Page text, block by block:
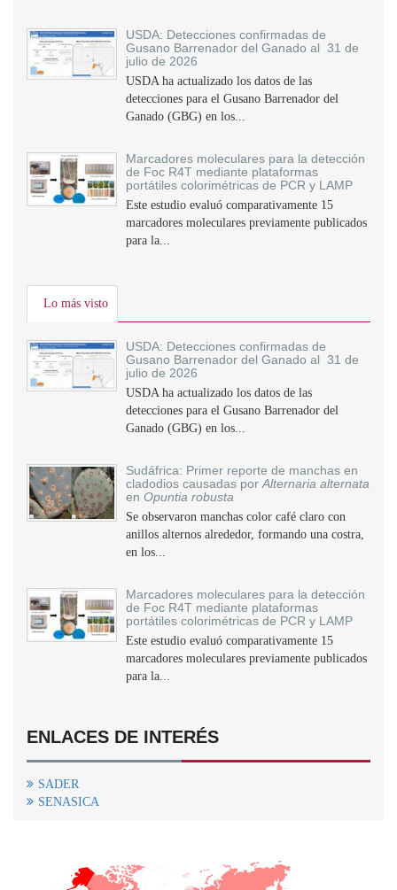
USDA: Detecciones confirmadas de
Gusano Barrenador del Ganado al 31 de
julio de 2026
USDA ha actualizado los datos de las
detecciones para el Gusano Barrenador del
Ganado (GBG) en los...
Marcadores moleculares para la detección
de Foc R4T mediante plataformas
portátiles colorimétricas de PCR y LAMP
Este estudio evaluó comparativamente 15
marcadores moleculares previamente publicados
para la...
Lo más visto
USDA: Detecciones confirmadas de
Gusano Barrenador del Ganado al 31 de
julio de 2026
USDA ha actualizado los datos de las
detecciones para el Gusano Barrenador del
Ganado (GBG) en los...
Sudáfrica: Primer reporte de manchas en
cladodios causadas por Alternaria alternata
en Opuntia robusta
Se observaron manchas color café claro con
anillos alternos alrededor, formando una costra,
en los...
Marcadores moleculares para la detección
de Foc R4T mediante plataformas
portátiles colorimétricas de PCR y LAMP
Este estudio evaluó comparativamente 15
marcadores moleculares previamente publicados
para la...
ENLACES DE INTERÉS
SADER
SENASICA